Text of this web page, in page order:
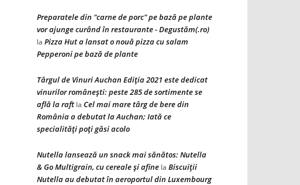
Preparatele din "carne de porc" pe bază pe plante
vor ajunge curând în restaurante - Degustăm(.ro)
la Pizza Hut a lansat o nouă pizza cu salam
Pepperoni pe bază de plante
Târgul de Vinuri Auchan Ediţia 2021 este dedicat
vinurilor româneşti: peste 285 de sortimente se
află la raft la Cel mai mare târg de bere din
România a debutat la Auchan; Iată ce
specialităţi poţi găsi acolo
Nutella lansează un snack mai sănătos: Nutella
& Go Multigrain, cu cereale şi afine la Biscuiţii
Nutella au debutat în aeroportul din Luxembourg